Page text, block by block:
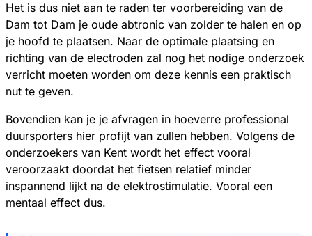
Het is dus niet aan te raden ter voorbereiding van de
Dam tot Dam je oude abtronic van zolder te halen en op
je hoofd te plaatsen. Naar de optimale plaatsing en
richting van de electroden zal nog het nodige onderzoek
verricht moeten worden om deze kennis een praktisch
nut te geven.
Bovendien kan je je afvragen in hoeverre professional
duursporters hier profijt van zullen hebben. Volgens de
onderzoekers van Kent wordt het effect vooral
veroorzaakt doordat het fietsen relatief minder
inspannend lijkt na de elektrostimulatie. Vooral een
mentaal effect dus.